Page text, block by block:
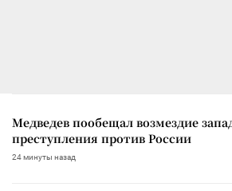
Медведев пообещал возмездие
преступления против России
24 минуты назад